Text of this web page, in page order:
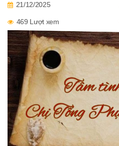
21/12/2025
469 Lượt xem